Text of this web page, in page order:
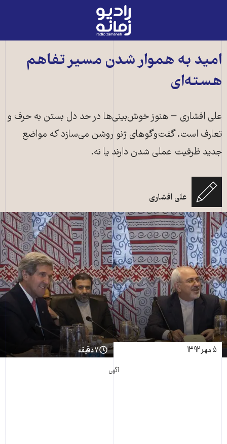
رادیو
زمانه
به
امید به هموار شدن مسیر تفاهم
هسته‌ای
علی افشاری − هنوز خوش‌بینی‌ها در حد دل بستن به حرف‌ و
تعارف است. گفت‌وگو‌های ژنو روشن می‌سازد که مواضع
جدید ظرفیت عملی شدن دارند یا نه.
علی افشاری
۵ مهر ۱۳۹۲ ۷ دقیقه
آگهی